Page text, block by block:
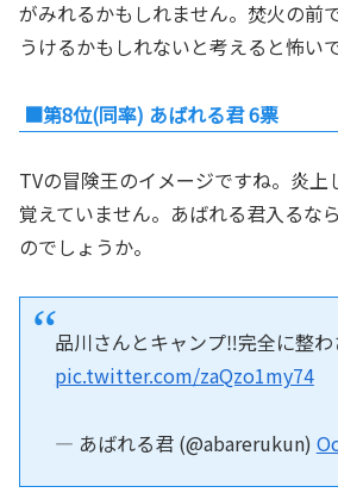
がみれるかもしれません。焚火の前
うけるかもしれないと考えると怖い
■第8位(同率) あばれる君 6票
TVの冒険王のイメージですね。炎上
覚えていません。あばれる君入るな
のでしょうか。
品川さんとキャンプ‼︎完全に整
pic.twitter.com/zaQzo1my74
— あばれる君 (@abarerukun)